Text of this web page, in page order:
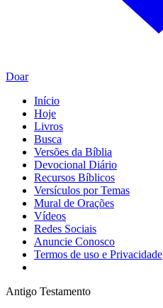
Doar
Início
Hoje
Livros
Busca
Versões da Bíblia
Devocional Diário
Recursos Bíblicos
Versículos por Temas
Mural de Orações
Vídeos
Redes Sociais
Anuncie Conosco
Termos de uso e Privacidade
Antigo Testamento